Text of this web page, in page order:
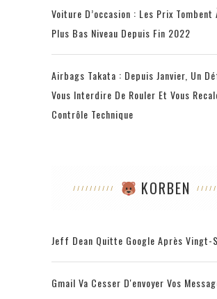
Voiture D’occasion : Les Prix Tombent
Plus Bas Niveau Depuis Fin 2022
Airbags Takata : Depuis Janvier, Un
Vous Interdire De Rouler Et Vous
Contrôle Technique
KORBEN
Jeff Dean Quitte Google Après Vingt-
Gmail Va Cesser D'envoyer Vos